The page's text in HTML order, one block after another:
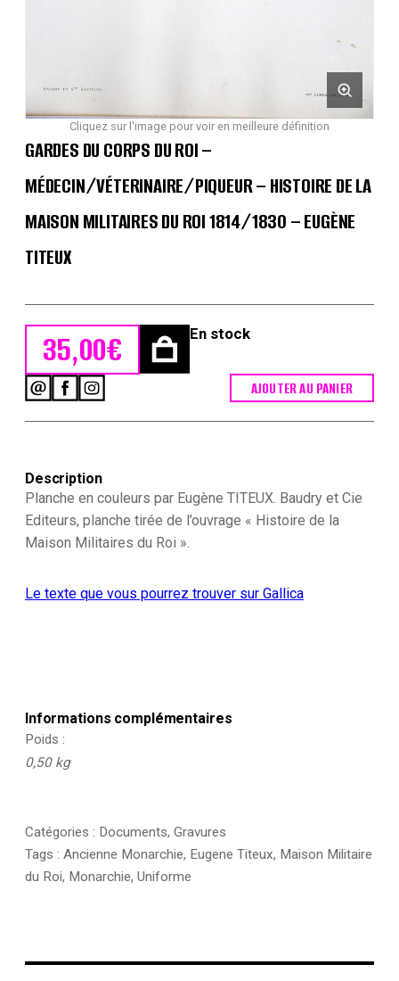
Cliquez sur l'image pour voir en meilleure définition
GARDES DU CORPS DU ROI –
MÉDECIN/VÉTERINAIRE/PIQUEUR – HISTOIRE DE LA
MAISON MILITAIRES DU ROI 1814/1830 – EUGÈNE
TITEUX
35,00€ En stock
Roi
-
Médecin/Véterinaire/Piqueur
-
la
Eugène
AJOUTER AU PANIER
Description
Planche en couleurs par Eugène TITEUX. Baudry et Cie
Editeurs, planche tirée de l’ouvrage « Histoire de la
Maison Militaires du Roi ».
Le texte que vous pourrez trouver sur Gallica
Informations complémentaires
Poids
0,50 kg
Catégories : Documents, Gravures
Tags : Ancienne Monarchie, Eugene Titeux, Maison Militaire
du Roi, Monarchie, Uniforme